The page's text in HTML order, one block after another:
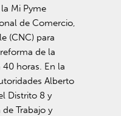
Mi Pyme
de Comercio,
(CNC) para
de la
horas. En la
Alberto
Distrito 8 y
Trabajo y